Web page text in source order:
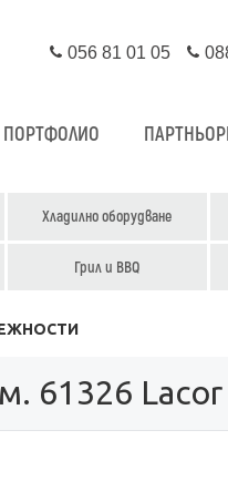
056 81 01 05
ПОРТФОЛИО
Хладилно оборудване
Грил и BBQ
61326 Lacor